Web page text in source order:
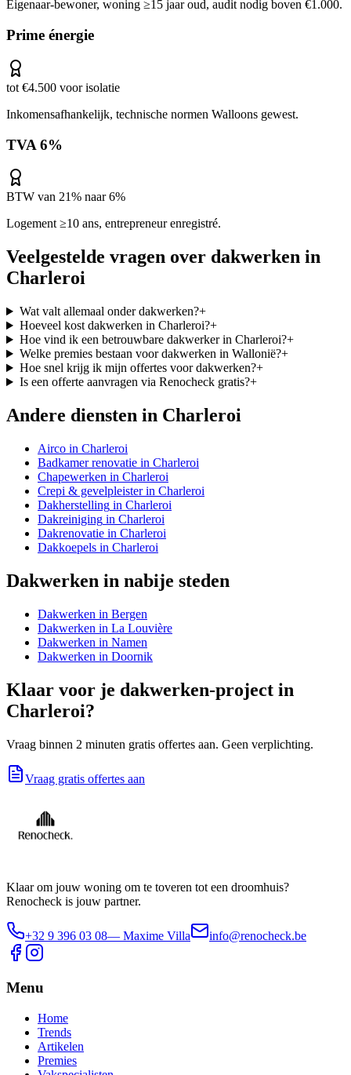
Eigenaar-bewoner, woning ≥15 jaar oud, audit nodig boven €1.000.
Prime énergie
tot €4.500 voor isolatie
Inkomensafhankelijk, technische normen Walloons gewest.
TVA 6%
BTW van 21% naar 6%
Logement ≥10 ans, entrepreneur enregistré.
Veelgestelde vragen over dakwerken in
Charleroi
Wat valt allemaal onder dakwerken?+
Hoeveel kost dakwerken in Charleroi?+
Hoe vind ik een betrouwbare dakwerker in Charleroi?+
Welke premies bestaan voor dakwerken in Wallonië?+
Hoe snel krijg ik mijn offertes voor dakwerken?+
Is een offerte aanvragen via Renocheck gratis?+
Andere diensten in Charleroi
Airco in Charleroi
Badkamer renovatie in Charleroi
Chapewerken in Charleroi
Crepi & gevelpleisterin Charleroi
Dakherstelling in Charleroi
Dakreiniging in Charleroi
Dakrenovatie in Charleroi
Dakkoepels in Charleroi
Dakwerken in nabije steden
Dakwerken in Bergen
Dakwerken in La Louvière
Dakwerken in Namen
Dakwerken in Doornik
Klaar voor je dakwerken-project in
Charleroi?
Vraag binnen 2 minuten gratis offertes aan. Geen verplichting.
Vraag gratis offertes aan
Klaar om jouw woning om te toveren tot een droomhuis?
Renocheck is jouw partner.
+32 9 396 03 08— Maxime Villa info@renocheck.be
Menu
Home
Trends
Artikelen
Premies